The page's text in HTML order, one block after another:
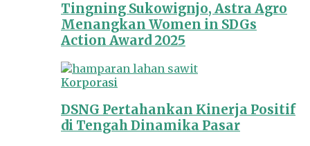
Tingning Sukowignjo, Astra Agro
Menangkan Women in SDGs
Action Award 2025
Korporasi
DSNG Pertahankan Kinerja Positif
di Tengah Dinamika Pasar